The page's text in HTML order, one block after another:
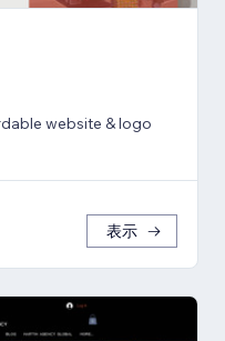
website & logo
表示